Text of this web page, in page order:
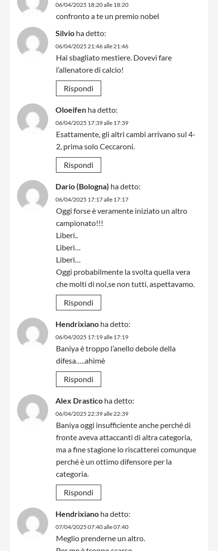
06/04/2025 18:20 alle 18:20
confronto a te un premio nobel
Silvio ha detto:
06/04/2025 21:46 alle 21:46
Hai sbagliato mestiere. Dovevi fare
l’allenatore di calcio!
Rispondi
Oloeifen ha detto:
06/04/2025 17:39 alle 17:39
Esattamente, gli altri cambi arrivano sul 4-
2, prima solo Ceccaroni.
Rispondi
Dario (Bologna) ha detto:
06/04/2025 17:17 alle 17:17
Oggi forse è veramente iniziato un altro
campionato!!!
Liberi..
Liberi…
Liberi…
Oggi probabilmente la svolta quella vera
che molti di noi,se non tutti, aspettavamo.
Rispondi
Hendrixiano ha detto:
06/04/2025 17:19 alle 17:19
Baniya è troppo l’anello debole della
difesa…..ahimè
Rispondi
Alex Drastico ha detto:
06/04/2025 22:39 alle 22:39
Baniya oggi insufficiente anche perché di
fronte aveva attaccanti di altra categoria,
ma a fine stagione lo riscatterei comunque
perché è un ottimo difensore per la
categoria.
Rispondi
Hendrixiano ha detto:
07/04/2025 07:40 alle 07:40
Meglio prenderne un altro.